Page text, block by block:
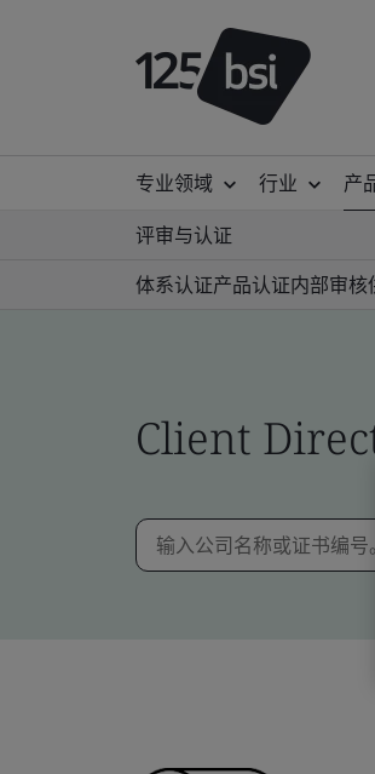
专业领域 行业 产
评审与认证
体系认证产品认证内部审核
Client